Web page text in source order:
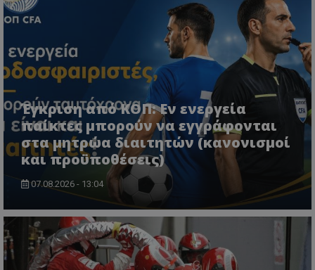
Έγκριση από ΚΟΠ: Εν ενεργεία
παίκτες μπορούν να εγγράφονται
στα μητρώα διαιτητών (κανονισμοί
και προϋποθέσεις)
07.08.2026 - 13:04